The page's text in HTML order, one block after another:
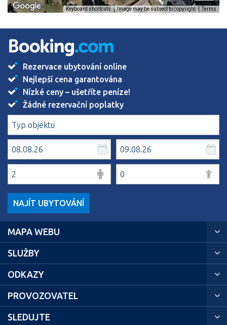
Keyboard shortcuts Image may be subject to copyright Terms
Rezervace ubytování online
Nejlepší cena garantována
Nízké ceny – ušetříte peníze!
Žádné rezervační poplatky
NAJÍT UBYTOVÁNÍ
MAPA WEBU
SLUŽBY
ODKAZY
PROVOZOVATEL
SLEDUJTE